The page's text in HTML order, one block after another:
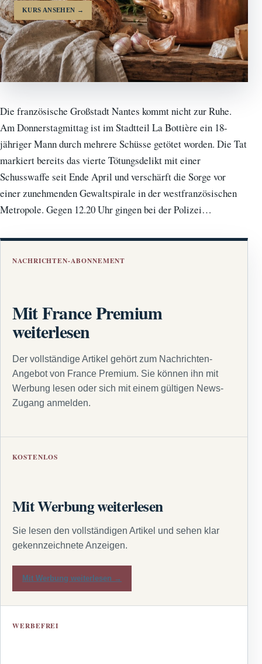
KURS ANSEHEN →
Die französische Großstadt Nantes kommt nicht zur Ruhe.
Am Donnerstagmittag ist im Stadtteil La Bottière ein 18-
jähriger Mann durch mehrere Schüsse getötet worden. Die Tat
markiert bereits das vierte Tötungsdelikt mit einer
Schusswaffe seit Ende April und verschärft die Sorge vor
einer zunehmenden Gewaltspirale in der westfranzösischen
Metropole. Gegen 12.20 Uhr gingen bei der Polizei…
NACHRICHTEN-ABONNEMENT
Mit France Premium
weiterlesen
Der vollständige Artikel gehört zum Nachrichten-
Angebot von France Premium. Sie können ihn mit
Werbung lesen oder sich mit einem gültigen News-
Zugang anmelden.
KOSTENLOS
Mit Werbung weiterlesen
Sie lesen den vollständigen Artikel und sehen klar
gekennzeichnete Anzeigen.
Mit Werbung weiterlesen →
WERBEFREI